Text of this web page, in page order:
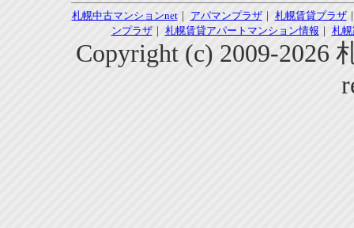
札幌中古マンションnet｜ アパマンプラザ｜ 札幌賃貸プラザ
ンプラザ｜ 札幌賃貸アパートマンション情報 ｜ 札
Copyright (c) 2009-2026